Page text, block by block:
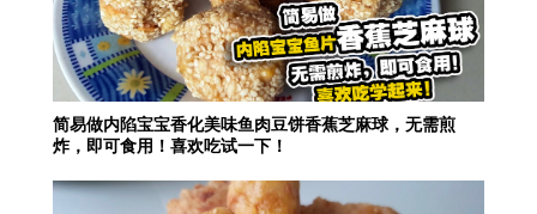
简易做内陷宝宝香化美味鱼肉豆饼香蕉芝麻球，无需煎
炸，即可食用！喜欢吃试一下！